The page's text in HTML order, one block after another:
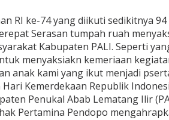
RI ke-74 yang diikuti sedikitnya
Serasan tumpah ruah
Kabupaten PALI. Seperti
menyaksiakn kemeriaan
anak kami yang ikut menjadi
Kemerdekaan Republik
Penukal Abab Lematang Ilir
Pertamina Pendopo